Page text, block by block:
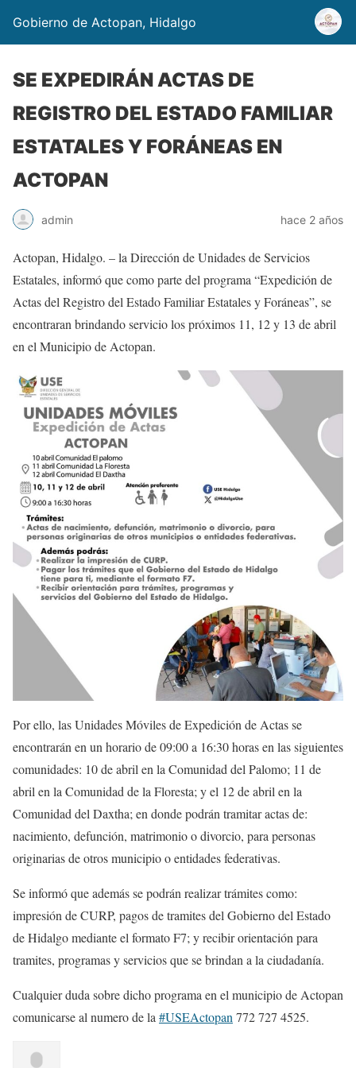
Gobierno de Actopan, Hidalgo
SE EXPEDIRÁN ACTAS DE
REGISTRO DEL ESTADO FAMILIAR
ESTATALES Y FORÁNEAS EN
ACTOPAN
admin hace 2 años
Actopan, Hidalgo. – la Dirección de Unidades de Servicios
Estatales, informó que como parte del programa “Expedición de
Actas del Registro del Estado Familiar Estatales y Foráneas”, se
encontraran brindando servicio los próximos 11, 12 y 13 de abril
en el Municipio de Actopan.
Por ello, las Unidades Móviles de Expedición de Actas se
encontrarán en un horario de 09:00 a 16:30 horas en las siguientes
comunidades: 10 de abril en la Comunidad del Palomo; 11 de
abril en la Comunidad de la Floresta; y el 12 de abril en la
Comunidad del Daxtha; en donde podrán tramitar actas de:
nacimiento, defunción, matrimonio o divorcio, para personas
originarias de otros municipio o entidades federativas.
Se informó que además se podrán realizar trámites como:
impresión de CURP, pagos de tramites del Gobierno del Estado
de Hidalgo mediante el formato F7; y recibir orientación para
tramites, programas y servicios que se brindan a la ciudadanía.
Cualquier duda sobre dicho programa en el municipio de Actopan
comunicarse al numero de la #USEActopan 772 727 4525.